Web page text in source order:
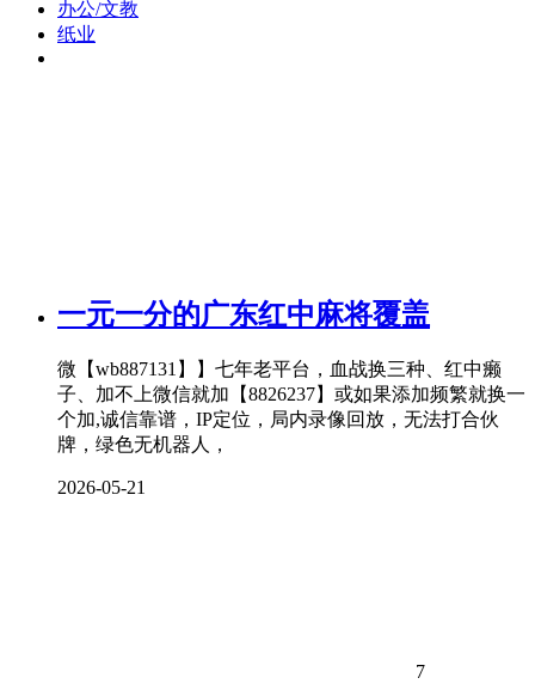
办公/文教
纸业
一元一分的广东红中麻将覆盖
微【wb887131】】七年老平台，血战换三种、红中癞
子、加不上微信就加【8826237】或如果添加频繁就换一
个加,诚信靠谱，IP定位，局内录像回放，无法打合伙
牌，绿色无机器人，
2026-05-21
7